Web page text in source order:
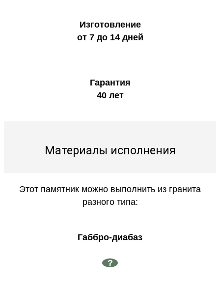
Изготовление
от 7 до 14 дней
Гарантия
40 лет
Материалы исполнения
Этот памятник можно выполнить из гранита
разного типа:
Габбро-диабаз
?